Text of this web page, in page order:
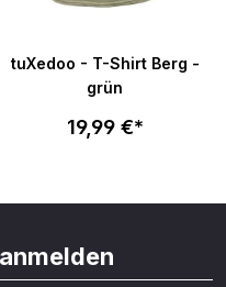
tuXedoo - T-Shirt Berg -
grün
19,99 €*